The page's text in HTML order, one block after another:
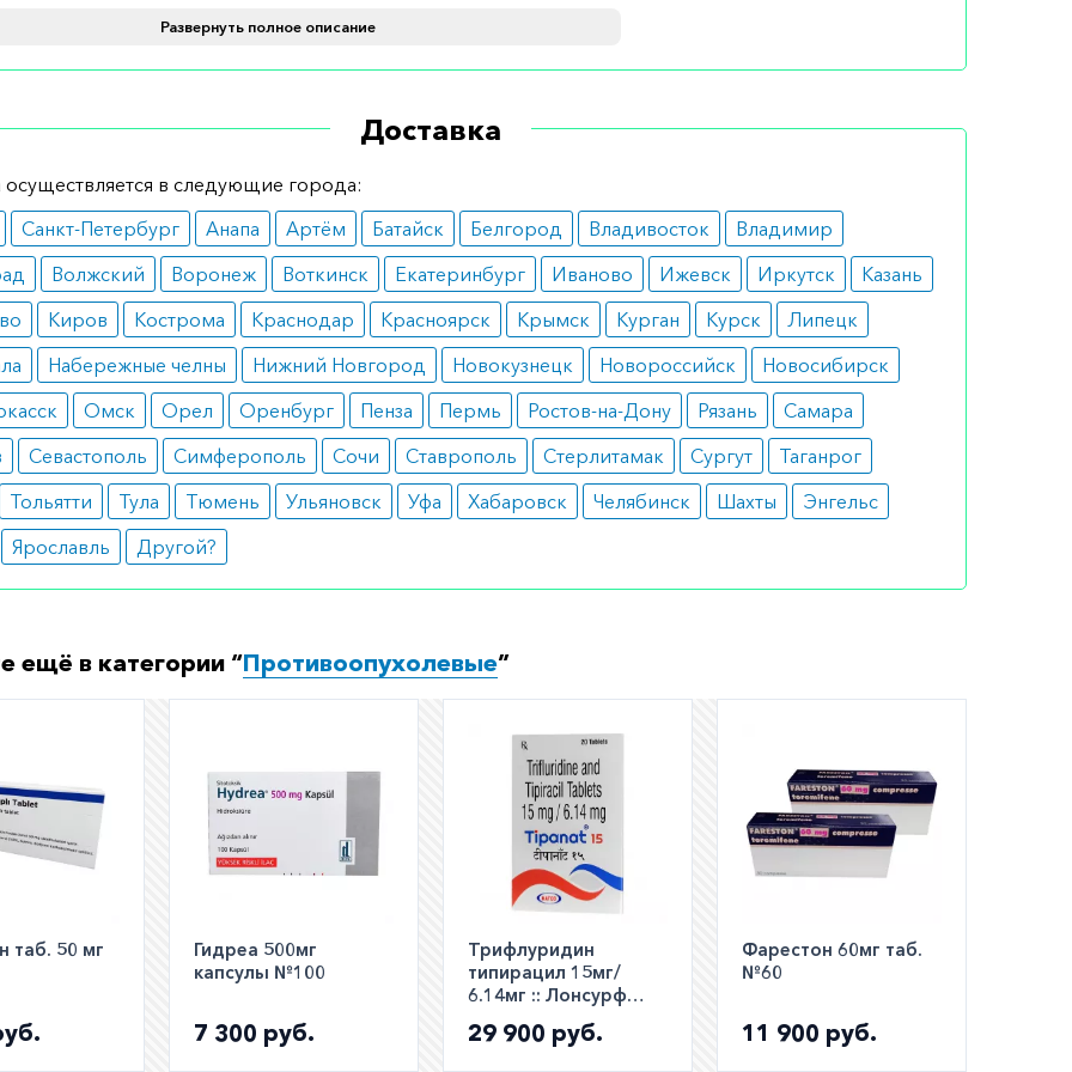
для перорального применения по одной таблетке 1 раз в
карцинома предстательной железы.
к препарату и его компонентам;
и кормление грудью;
пол;
возраст.
реакции
грудных желез по женскому типу;
аппетита;
либидо;
массы тела.
заказать препарат с доставкой в аптеку-партнёра в вашем
Развернуть полное описание
Доставка
осуществляется в следующие города:
Санкт-Петербург Анапа Артём Батайск Белгород Владивосток
Владимир
Волжский Воронеж Воткинск Екатеринбург Иваново Ижевск Иркутск
Казань
Киров Кострома Краснодар Красноярск Крымск Курган Курск
Липецк
Набережные челны Нижний Новгород Новокузнецк Новороссийск
Новосибирск
Омск Орел Оренбург Пенза Пермь Ростов-на-Дону Рязань
Самара
Севастополь Симферополь Сочи Ставрополь Стерлитамак Сургут
Таганрог
Тольятти Тула Тюмень Ульяновск Уфа Хабаровск Челябинск Шахты
Энгельс
Ярославль Другой?
ещё в категории “Противоопухолевые”
таб. 50 мг
Гидреа 500мг
капсулы №100
7 300 руб.
Трифлуридин
типирацил 15мг/
6.14мг :: Лонсурф
полный аналог ::
Tipanat таб. №20
29 900 руб.
Фарестон 60мг таб.
№60
11 900 руб.